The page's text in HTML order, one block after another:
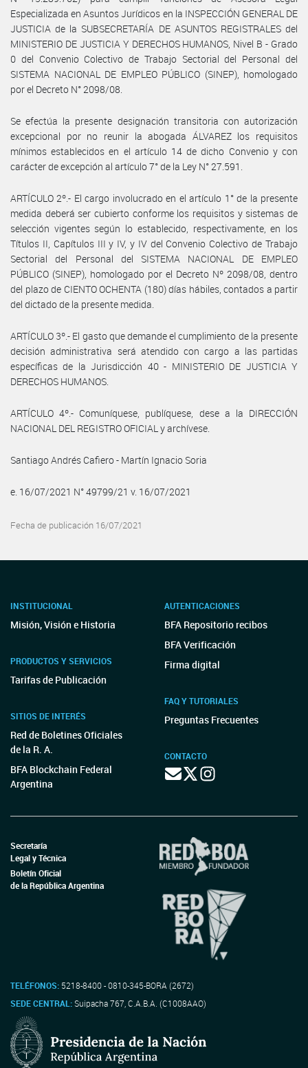
Especializada en Asuntos Jurídicos en la INSPECCIÓN GENERAL DE
JUSTICIA de la SUBSECRETARÍA DE ASUNTOS REGISTRALES del
MINISTERIO DE JUSTICIA Y DERECHOS HUMANOS, Nivel B - Grado
0 del Convenio Colectivo de Trabajo Sectorial del Personal del
SISTEMA NACIONAL DE EMPLEO PÚBLICO (SINEP), homologado
por el Decreto N° 2098/08.
Se efectúa la presente designación transitoria con autorización
excepcional por no reunir la abogada ÁLVAREZ los requisitos
mínimos establecidos en el artículo 14 de dicho Convenio y con
carácter de excepción al artículo 7° de la Ley N° 27.591.
ARTÍCULO 2º.- El cargo involucrado en el artículo 1° de la presente
medida deberá ser cubierto conforme los requisitos y sistemas de
selección vigentes según lo establecido, respectivamente, en los
Títulos II, Capítulos III y IV, y IV del Convenio Colectivo de Trabajo
Sectorial del Personal del SISTEMA NACIONAL DE EMPLEO
PÚBLICO (SINEP), homologado por el Decreto Nº 2098/08, dentro
del plazo de CIENTO OCHENTA (180) días hábiles, contados a partir
del dictado de la presente medida.
ARTÍCULO 3º.- El gasto que demande el cumplimiento de la presente
decisión administrativa será atendido con cargo a las partidas
específicas de la Jurisdicción 40 - MINISTERIO DE JUSTICIA Y
DERECHOS HUMANOS.
ARTÍCULO 4º.- Comuníquese, publíquese, dese a la DIRECCIÓN
NACIONAL DEL REGISTRO OFICIAL y archívese.
Santiago Andrés Cafiero - Martín Ignacio Soria
e. 16/07/2021 N° 49799/21 v. 16/07/2021
Fecha de publicación 16/07/2021
INSTITUCIONAL
Misión, Visión e Historia
PRODUCTOS Y SERVICIOS
Tarifas de Publicación
SITIOS DE INTERÉS
Red de Boletines Oficiales
de la R. A.
BFA Blockchain Federal
Argentina
AUTENTICACIONES
BFA Repositorio recibos
BFA Verificación
Firma digital
FAQ Y TUTORIALES
Preguntas Frecuentes
CONTACTO
Secretaría
Legal y Técnica
Boletín Oficial
de la República Argentina
TELÉFONOS: 5218-8400 - 0810-345-BORA (2672)
SEDE CENTRAL:Suipacha 767, C.A.B.A. (C1008AAO)